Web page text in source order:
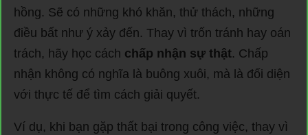
hồng. Sẽ có những khó khăn, thử thách, những
điều bất như ý xảy đến. Thay vì trốn tránh hay oán
trách, hãy học cách chấp nhận sự thật. Chấp
nhận không có nghĩa là buông xuôi, mà là đối diện
với thực tế để tìm cách giải quyết.
Ví dụ, khi bạn gặp thất bại trong công việc, thay vì